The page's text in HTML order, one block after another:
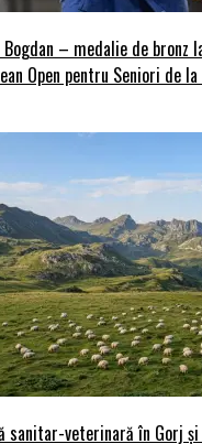
Bogdan – medalie de bronz
Open pentru Seniori de
sanitar-veterinară în Gorj și